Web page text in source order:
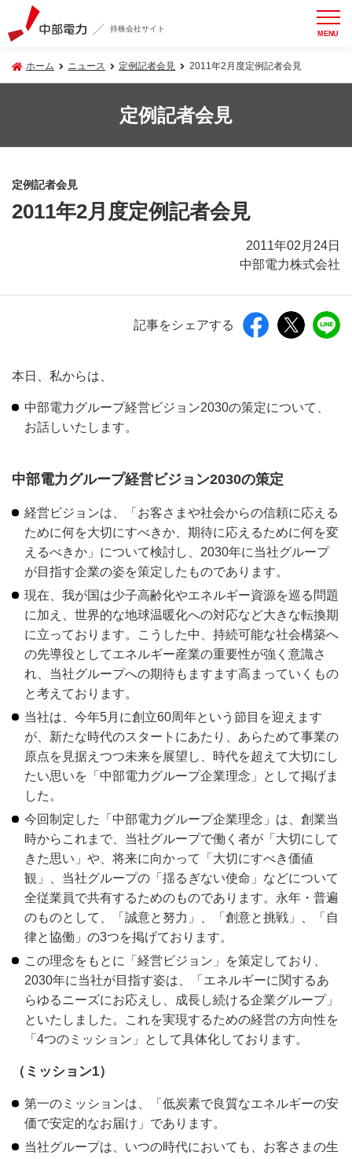
持株会社サイト MENU
ホーム ニュース 定例記者会見 2011年2月度定例記者会見
定例記者会見
定例記者会見
2011年2月度定例記者会見
2011年02月24日
中部電力株式会社
記事をシェアする
本日、私からは、
中部電力グループ経営ビジョン2030の策定について、
お話しいたします。
中部電力グループ経営ビジョン2030の策定
経営ビジョンは、「お客さまや社会からの信頼に応える
ために何を大切にすべきか、期待に応えるために何を変
えるべきか」について検討し、2030年に当社グループ
が目指す企業の姿を策定したものであります。
現在、我が国は少子高齢化やエネルギー資源を巡る問題
に加え、世界的な地球温暖化への対応など大きな転換期
に立っております。こうした中、持続可能な社会構築へ
の先導役としてエネルギー産業の重要性が強く意識さ
れ、当社グループへの期待もますます高まっていくもの
と考えております。
当社は、今年5月に創立60周年という節目を迎えます
が、新たな時代のスタートにあたり、あらためて事業の
原点を見据えつつ未来を展望し、時代を超えて大切にし
たい思いを「中部電力グループ企業理念」として掲げま
した。
今回制定した「中部電力グループ企業理念」は、創業当
時からこれまで、当社グループで働く者が「大切にして
きた思い」や、将来に向かって「大切にすべき価値
観」、当社グループの「揺るぎない使命」などについて
全従業員で共有するためのものであります。永年・普遍
のものとして、「誠意と努力」、「創意と挑戦」、「自
律と協働」の3つを掲げております。
この理念をもとに「経営ビジョン」を策定しており、
2030年に当社が目指す姿は、「エネルギーに関するあ
らゆるニーズにお応えし、成長し続ける企業グループ」
といたしました。これを実現するための経営の方向性を
「4つのミッション」として具体化しております。
（ミッション1）
第一のミッションは、「低炭素で良質なエネルギーの安
価で安定的なお届け」であります。
当社グループは、いつの時代においても、お客さまの生